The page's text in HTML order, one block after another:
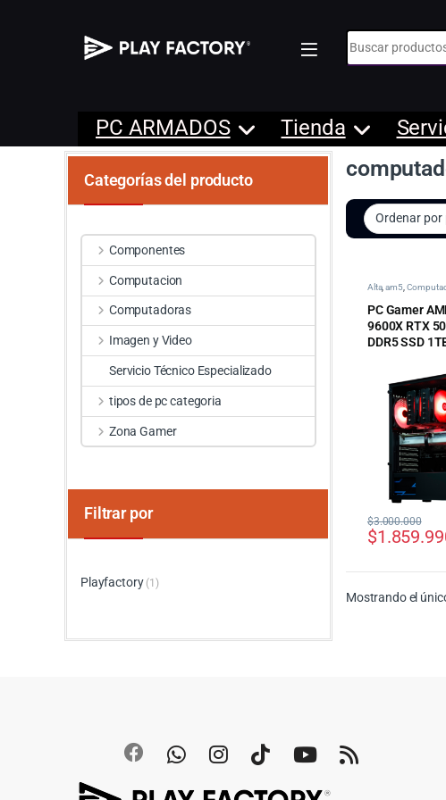
Búsqueda de:
PC ARMADOS Tienda
Alta,am5,
PC Gamer
9600X RTX
DDR5 SSD
$
$3.000.000
Mostrando el
Categorías del producto
Componentes
Computacion
Computadoras
Imagen y Video
Servicio Técnico Especializado
tipos de pc categoria
Zona Gamer
Filtrar por
Playfactory (1)